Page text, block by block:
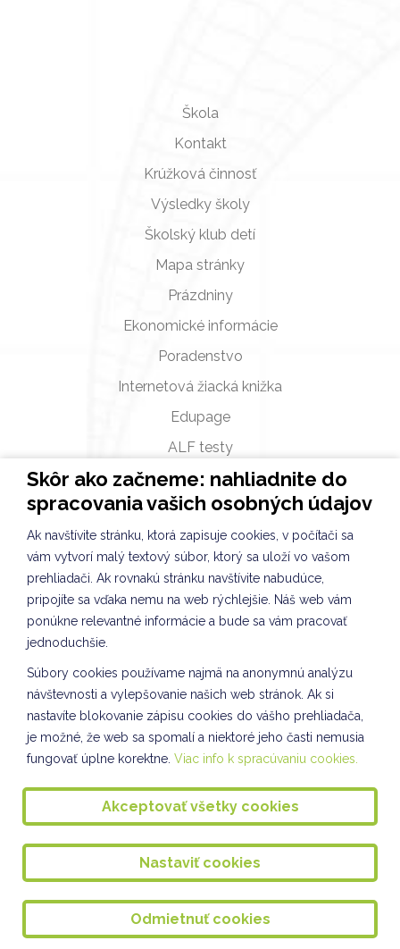
Škola
Kontakt
Krúžková činnosť
Výsledky školy
Školský klub detí
Mapa stránky
Prázdniny
Ekonomické informácie
Poradenstvo
Internetová žiacká knižka
Edupage
ALF testy
Fotogalérie a videá
Zverejňovanie
Školská jedáleň
Úradné hodiny
Projekty, súťaže, aktivity
Verejné obstarávanie
Konzultačné hodiny
Luskáčik
Zdravie na tanieri
Rozvrhy
2026 © ZŠ Kulíškova 8 |Tvorba web stránok
systémodAlejTech, spol. s r.o.
Skôr ako začneme: nahliadnite do
spracovania vašich osobných údajov
Ak navštívite stránku, ktorá zapisuje cookies, v počítači sa
vám vytvorí malý textový súbor, ktorý sa uloží vo vašom
prehliadači. Ak rovnakú stránku navštívite nabudúce,
pripojíte sa vďaka nemu na web rýchlejšie. Náš web vám
ponúkne relevantné informácie a bude sa vám pracovať
jednoduchšie.
Súbory cookies používame najmä na anonymnú analýzu
návštevnosti a vylepšovanie našich web stránok. Ak si
nastavíte blokovanie zápisu cookies do vášho prehliadača,
je možné, že web sa spomalí a niektoré jeho časti nemusia
fungovať úplne korektne. Viac info k spracúvaniu cookies.
Akceptovať všetky cookies
Nastaviť cookies
Odmietnuť cookies